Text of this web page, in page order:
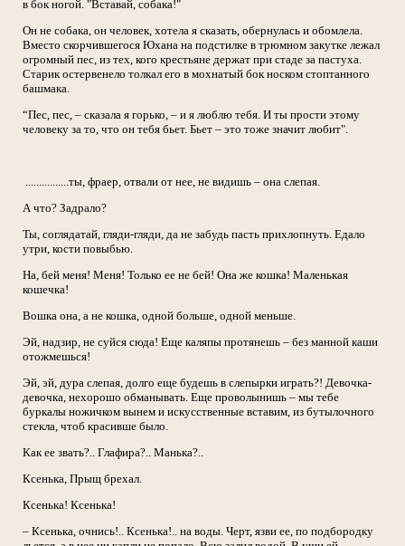
в бок ногой. "Вставай, собака!"
Он не собака, он человек, хотела я сказать, обернулась и обомлела.
Вместо скорчившегося Юхана на подстилке в трюмном закутке лежал
огромный пес, из тех, кого крестьяне держат при стаде за пастуха.
Старик остервенело толкал его в мохнатый бок носком стоптанного
башмака.
“Пес, пес, – сказала я горько, – и я люблю тебя. И ты прости этому
человеку за то, что он тебя бьет. Бьет – это тоже значит любит".
................ты, фраер, отвали от нее, не видишь – она слепая.
А что? Задрало?
Ты, соглядатай, гляди-гляди, да не забудь пасть прихлопнуть. Едало
утри, кости повыбью.
На, бей меня! Меня! Только ее не бей! Она же кошка! Маленькая
кошечка!
Вошка она, а не кошка, одной больше, одной меньше.
Эй, надзир, не суйся сюда! Еще каляпы протянешь – без манной каши
отожмешься!
Эй, эй, дура слепая, долго еще будешь в слепырки играть?! Девочка-
девочка, нехорошо обманывать. Еще проволынишь – мы тебе
буркалы ножичком вынем и искусственные вставим, из бутылочного
стекла, чтоб красивше было.
Как ее звать?.. Глафира?.. Манька?..
Ксенька, Прыщ брехал.
Ксенька! Ксенька!
– Ксенька, очнись!.. Ксенька!.. на воды. Черт, язви ее, по подбородку